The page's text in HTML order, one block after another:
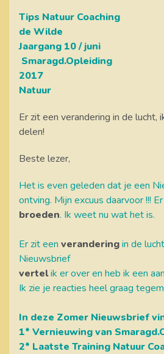
Tips Natuur
de Wilde
Jaargang 10 /
Smaragd.Opleiding
2017
Natuur
Er zit een verandering in de lucht,
delen!
Beste lezer,
Het is even geleden dat je een
ontving. Mijn excuus daarvoor !!!
broeden. Ik weet nu wat het is.
Er zit een veranderingin de
Nieuwsbrief
vertelik er over en heb ik een
Ik zie je reacties heel graag
In deze Zomer Nieuwsbrief
1* Vernieuwing van
2* Laatste Training Natuur